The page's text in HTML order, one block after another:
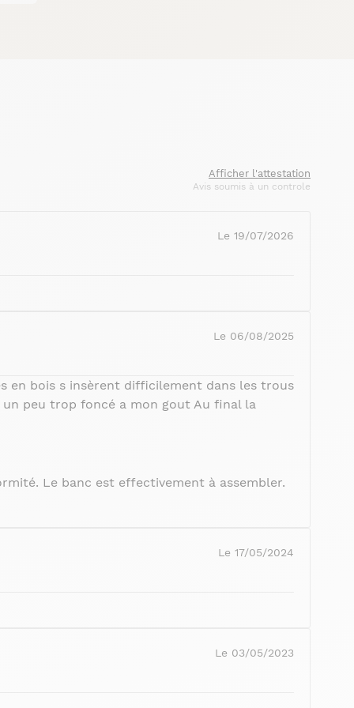
Afficher l'attestation
Avis soumis à un controle
Le 19/07/2026
Le 06/08/2025
en bois s insèrent difficilement dans les trous
peu trop foncé a mon gout Au final la
Le banc est effectivement à assembler.
Le 17/05/2024
Le 03/05/2023